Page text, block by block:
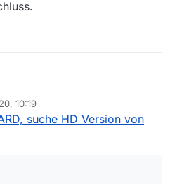
schon die höchste Auflösung.
10:19
suche HD Version von